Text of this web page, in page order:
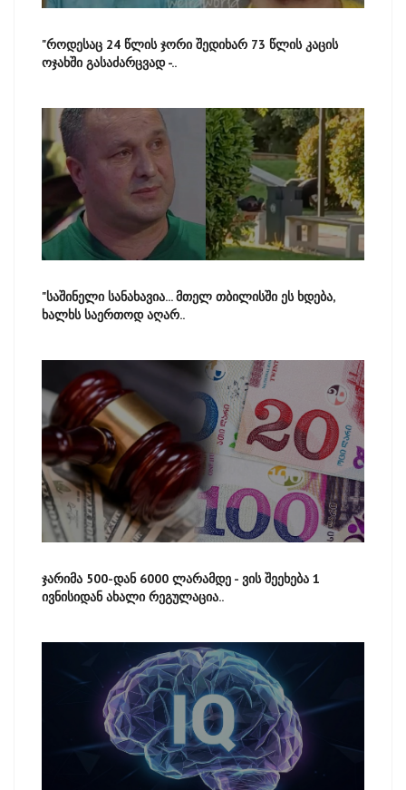
"როდესაც 24 წლის ჯორი შედიხარ 73 წლის კაცის
ოჯახში გასაძარცვად -..
"საშინელი სანახავია... მთელ თბილისში ეს ხდება,
ხალხს საერთოდ აღარ..
ჯარიმა 500-დან 6000 ლარამდე - ვის შეეხება 1
ივნისიდან ახალი რეგულაცია..